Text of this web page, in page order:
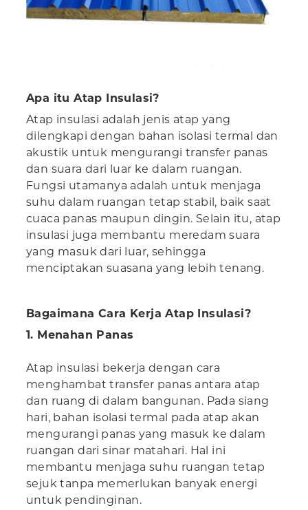
Apa itu Atap Insulasi?
Atap insulasi adalah jenis atap yang
dilengkapi dengan bahan isolasi termal dan
akustik untuk mengurangi transfer panas
dan suara dari luar ke dalam ruangan.
Fungsi utamanya adalah untuk menjaga
suhu dalam ruangan tetap stabil, baik saat
cuaca panas maupun dingin. Selain itu, atap
insulasi juga membantu meredam suara
yang masuk dari luar, sehingga
menciptakan suasana yang lebih tenang.
Bagaimana Cara Kerja Atap Insulasi?
1. Menahan Panas
Atap insulasi bekerja dengan cara
menghambat transfer panas antara atap
dan ruang di dalam bangunan. Pada siang
hari, bahan isolasi termal pada atap akan
mengurangi panas yang masuk ke dalam
ruangan dari sinar matahari. Hal ini
membantu menjaga suhu ruangan tetap
sejuk tanpa memerlukan banyak energi
untuk pendinginan.